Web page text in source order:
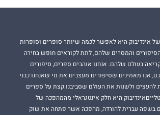
אינדיבוק היא לאפשר לכמה שיותר סופרים וסופרות
והמסרים שלהם, לתת לקוראים חופש בחירה
בעולם שלהם. אנחנו אוהבים ספרים, סיפורים
אנו מאמינים שסיפורים מעצבים את מי שאנחנו כבני
להעצים ולשנות את העולם שסביבנו.קצת על ספרים
היא חלק אינטגראלי מהמהפכה של
בשפה עברית להורדה, מהפכה אשר פתחה את שוק